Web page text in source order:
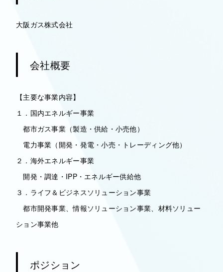
大阪ガス株式会社
会社概要
【主要な事業内容】
１．国内エネルギー事業
都市ガス事業（製造・供給・小売他）
電力事業（開発・発電・小売・トレーディング他）
２．海外エネルギー事業
開発・調達・IPP・エネルギー供給他
３．ライフ＆ビジネスソリューション事業
都市開発事業、情報ソリューション事業、材料ソリュー
ション事業他
ポジション